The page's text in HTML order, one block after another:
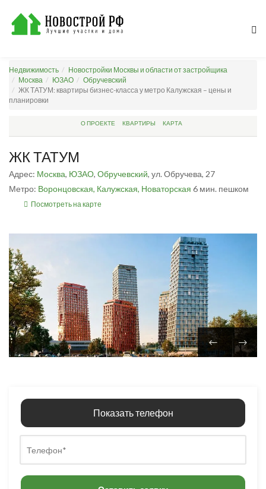
Недвижимость
Новостройки Москвы и области от застройщика
Москва
ЮЗАО
Обручевский
ЖК ТАТУМ: квартиры бизнес-класса у метро Калужская – цены и
планировки
О ПРОЕКТЕ КВАРТИРЫ КАРТА
ЖК ТАТУМ
Адрес: Москва, ЮЗАО, Обручевский, ул. Обручева, 27
Метро: Воронцовская, Калужская, Новаторская 6 мин. пешком
Посмотреть на карте
Показать телефон